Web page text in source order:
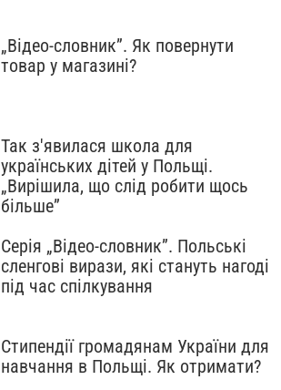
„Відео-словник”. Як повернути
товар у магазині?
Так з'явилася школа для
українських дітей у Польщі.
„Вирішила, що слід робити щось
більше”
Серія „Відео-словник”. Польські
сленгові вирази, які стануть нагоді
під час спілкування
Стипендії громадянам України для
навчання в Польщі. Як отримати?